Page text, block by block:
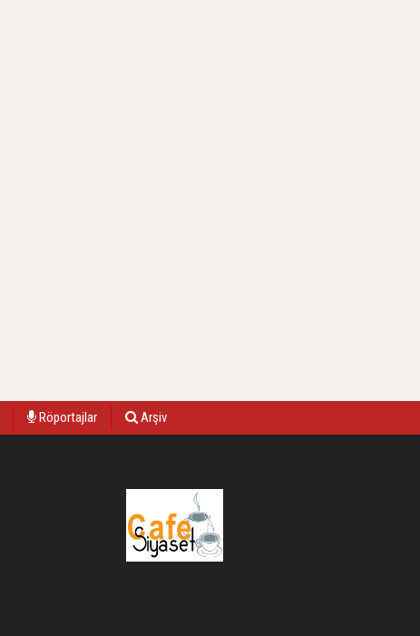
Röportajlar Arşiv